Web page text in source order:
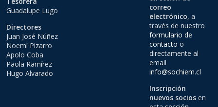
Guadalupe Lugo
Directores
Juan José Núñez
Noemí Pizarro
Apolo Coba
Paola Ramírez
Hugo Alvarado
correo
electrónico, a
través de nuestro
formulario de
contacto o
directamente al
email
info@sochiem.cl
Inscripción
nuevos sociosen